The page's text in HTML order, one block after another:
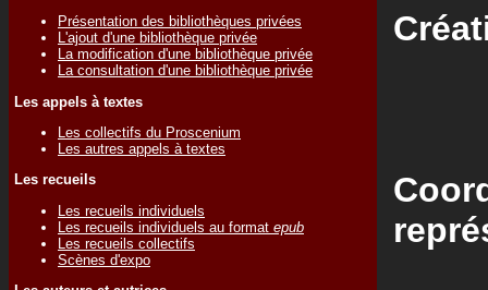
Présentation des bibliothèques privées
L'ajout d'une bibliothèque privée
La modification d'une bibliothèque privée
La consultation d'une bibliothèque privée
Les appels à textes
Les collectifs du Proscenium
Les autres appels à textes
Les recueils
Les recueils individuels
Les recueils individuels au format epub
Les recueils collectifs
Scènes d'expo